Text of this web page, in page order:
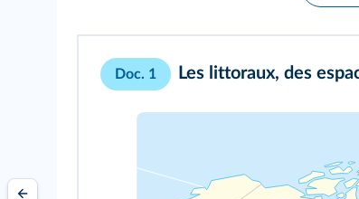
Doc. 1 Les littoraux, des